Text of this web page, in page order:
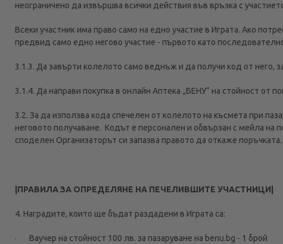
неограничено да извършва всички действия във връзка с
Всеки участник има право само на едно участие в Играта. Ако
предвид само едно негово участие - първото като
3.1.3. Да завърти колелото само веднъж и да получи код от него,
3.1.4. Да направи покупка в онлайн Аптека „БЕНУ“ на стойност от
3.2. За да използва кода спечелен от колелото на късмета при
неговото получаванe. Кодът е персонален и обвързан с мейла
споделен Организаторът си запазва правото да откаже поръчката.
|ПРАВИЛА ЗА ОПРЕДЕЛЯНЕ НА ПЕЧЕЛИВШИТЕ УЧАСТНИЦИ|
4. Наградите, които ще бъдат раздадени в Играта са:
· Ваучер на стойност 100 лв. за пазаруване на benu.bg - 1 брой